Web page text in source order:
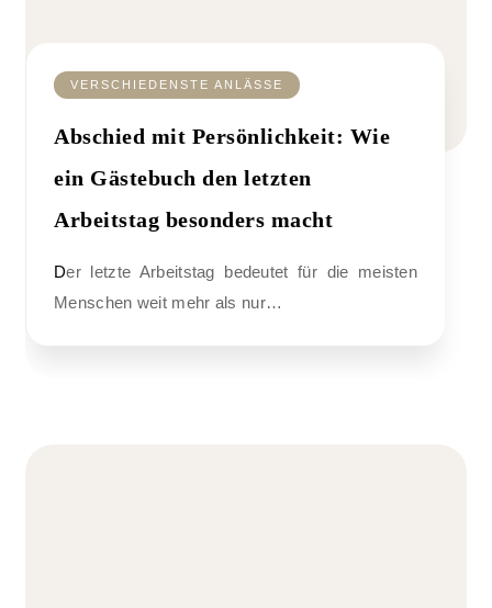
VERSCHIEDENSTE ANLÄSSE
Abschied mit Persönlichkeit: Wie
ein Gästebuch den letzten
Arbeitstag besonders macht
Der letzte Arbeitstag bedeutet für die meisten
Menschen weit mehr als nur…